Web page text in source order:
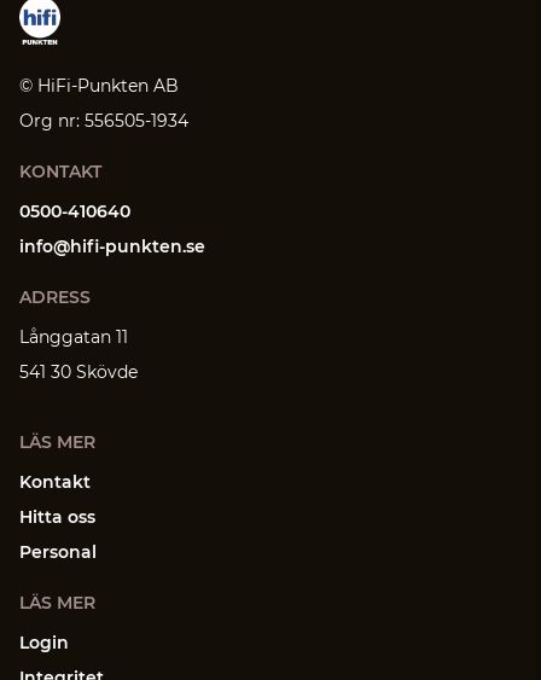
© HiFi-Punkten AB
Org nr: 556505-1934
KONTAKT
0500-410640
info@hifi-punkten.se
ADRESS
Långgatan 11
541 30 Skövde
LÄS MER
Kontakt
Hitta oss
Personal
LÄS MER
Login